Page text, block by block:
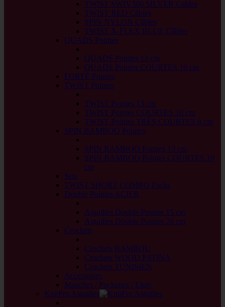
TWIST SWIV360 SILVER Cables
TWIST RED Câbles
SPIN NYLON Câbles
TWIST X-FLEX BLUE Câbles
QUADS Pointes
QUADS Pointes 13 cm
QUADS Pointes COURTES 10 cm
FORTÉ Pointes
TWIST Pointes
TWIST Pointes 13 cm
TWIST Pointes COURTES 10 cm
TWIST Pointes TRÈS COURTES 8 cm
SPIN BAMBOO Pointes
SPIN BAMBOO Pointes 13 cm
SPIN BAMBOO Pointes COURTES 10
cm
Sets
TWIST SHORT COMBO Packs
Double Pointes ACIER
Aiguilles Double Pointes 15 cm
Aiguilles Double Pointes 20 cm
Crochets
Crochets BAMBOU
Crochets WOOD PATINA
Crochets TUNISIEN
Accessoires
Manches / Pochettes / Etuis
KnitPro Aiguilles